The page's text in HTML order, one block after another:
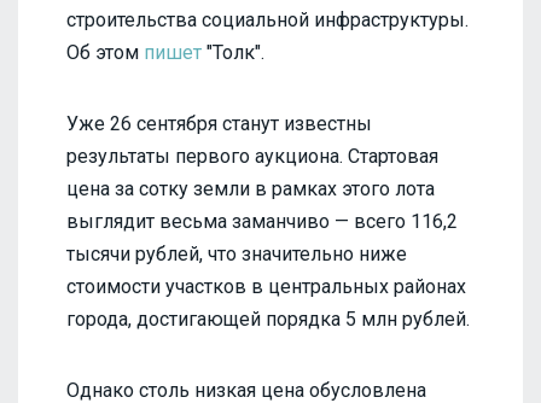
строительства социальной инфраструктуры.
Об этом пишет "Толк".
Уже 26 сентября станут известны
результаты первого аукциона. Стартовая
цена за сотку земли в рамках этого лота
выглядит весьма заманчиво — всего 116,2
тысячи рублей, что значительно ниже
стоимости участков в центральных районах
города, достигающей порядка 5 млн рублей.
Однако столь низкая цена обусловлена